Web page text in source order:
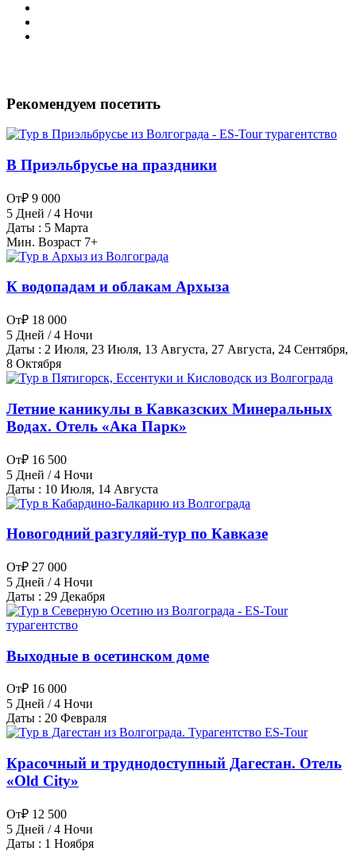
Рекомендуем посетить
В Приэльбрусье на праздники
От₽ 9 000
5 Дней / 4 Ночи
Даты : 5 Марта
Мин. Возраст 7+
К водопадам и облакам Архыза
От₽ 18 000
5 Дней / 4 Ночи
Даты : 2 Июля, 23 Июля, 13 Августа, 27 Августа, 24 Сентября,
8 Октября
Летние каникулы в Кавказских Минеральных
Водах. Отель «Ака Парк»
От₽ 16 500
5 Дней / 4 Ночи
Даты : 10 Июля, 14 Августа
Новогодний разгуляй-тур по Кавказе
От₽ 27 000
5 Дней / 4 Ночи
Даты : 29 Декабря
Выходные в осетинском доме
От₽ 16 000
5 Дней / 4 Ночи
Даты : 20 Февраля
Красочный и труднодоступный Дагестан. Отель
«Old City»
От₽ 12 500
5 Дней / 4 Ночи
Даты : 1 Ноября